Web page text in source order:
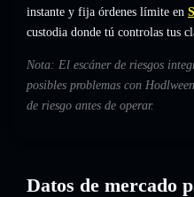
instante y fija órdenes límite en
custodia donde tú controlas tus
Nota: El escáner de riesgos
posibles problemas con
de riesgo antes de operar.
Datos de mercado